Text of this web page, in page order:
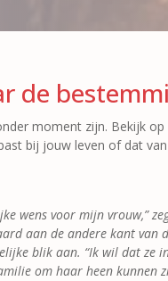
de
moment zijn. Bekijk
bij jouw leven of dat
wens voor mijn vrouw,”
aan de andere kant
blik aan. “Ik wil dat ze
om haar heen kunnen